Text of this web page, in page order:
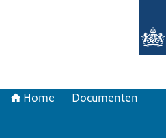
Home Documenten